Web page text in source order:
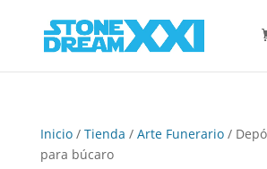
Inicio/ Tienda / Arte Funerario/
para búcaro